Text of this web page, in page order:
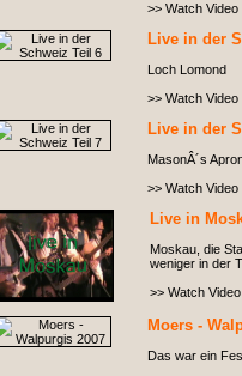
>> Watch Video
Live in der
Loch Lomond
>> Watch Video
Live in der
MasonÂ´s
>> Watch Video
Live in
Moskau, die
weniger in der
>> Watch Video
Moers -
Das war ein